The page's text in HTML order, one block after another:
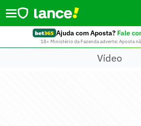
Ajuda com Aposta? Fale
18+ Ministério da Fazenda adverte: Aposta
Vídeo